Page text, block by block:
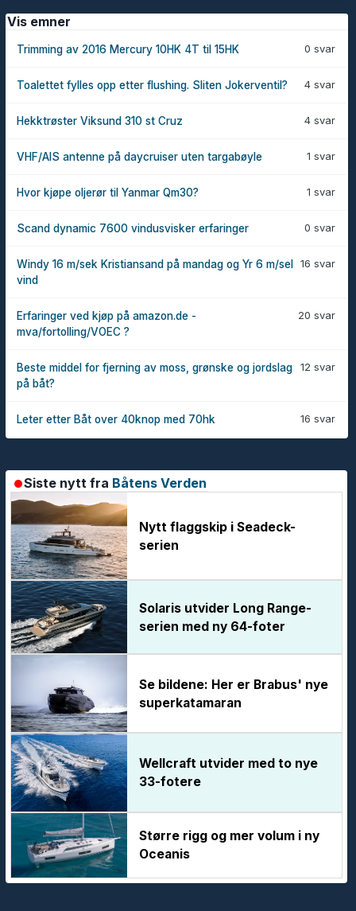
Vis emner
0 svar
Trimming av 2016 Mercury 10HK 4T til 15HK
4 svar
Toalettet fylles opp etter flushing. Sliten Jokerventil?
4 svar
Hekktrøster Viksund 310 st Cruz
1 svar
VHF/AIS antenne på daycruiser uten targabøyle
1 svar
Hvor kjøpe oljerør til Yanmar Qm30?
0 svar
Scand dynamic 7600 vindusvisker erfaringer
16 svar
Windy 16 m/sek Kristiansand på mandag og Yr 6 m/sel
vind
20 svar
Erfaringer ved kjøp på amazon.de -
mva/fortolling/VOEC ?
12 svar
Beste middel for fjerning av moss, grønske og jordslag
på båt?
16 svar
Leter etter Båt over 40knop med 70hk
Siste nytt fra Båtens Verden
Nytt flaggskip i Seadeck-
serien
Solaris utvider Long Range-
serien med ny 64-foter
Se bildene: Her er Brabus' nye
superkatamaran
Wellcraft utvider med to nye
33-fotere
Større rigg og mer volum i ny
Oceanis